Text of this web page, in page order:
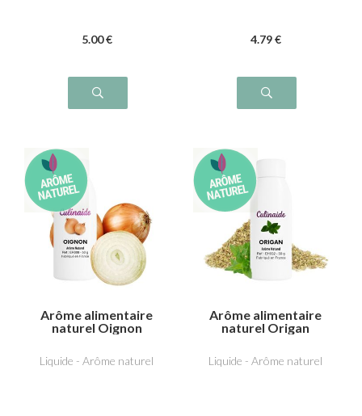
5.00 € 4.79 €
Arôme alimentaire
naturel Oignon
Liquide - Arôme naturel
Arôme alimentaire
naturel Origan
Liquide - Arôme naturel